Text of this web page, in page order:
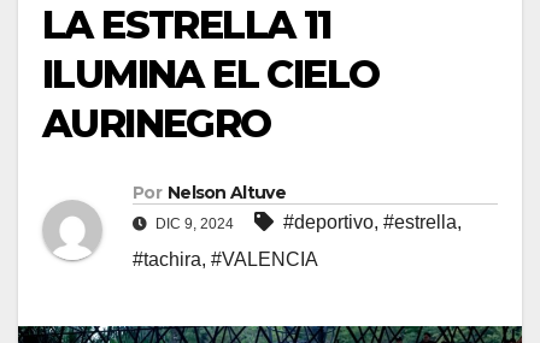
LA ESTRELLA 11
ILUMINA EL CIELO
AURINEGRO
Por Nelson Altuve
DIC 9, 2024 #deportivo, #estrella,
#tachira, #VALENCIA